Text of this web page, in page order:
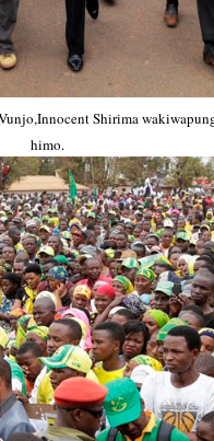
Innocent Shirima
himo.